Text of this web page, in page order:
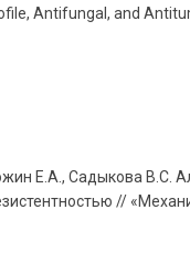
, Antifungal , and
Е.А., Садыкова
//